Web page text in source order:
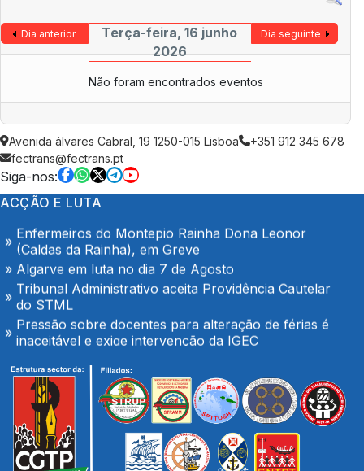
Dia anterior
Terça-feira, 16 junho
2026
Dia seguinte
Não foram encontrados eventos
Avenida álvares Cabral, 19 1250-015 Lisboa
+351 912 345 678
fectrans@fectrans.pt
Siga-nos:
ACÇÃO E LUTA
AGOSTO é também de denúncia pública e de
exigência: mais profissionais de saúde, mais
condições de trabalho e mais SNS
Trabalhadores da Super Bock conquistam aumento
salarial
Enfermeiros do Montepio Rainha Dona Leonor
(Caldas da Rainha), em Greve
Algarve em luta no dia 7 de Agosto
Tribunal Administrativo aceita Providência Cautelar
do STML
Pressão sobre docentes para alteração de férias é
inaceitável e exige intervenção da IGEC
Secretário-geral da CGTP-IN com os trabalhadores
da Casco Pet
Portaria de extensão do Contrato Colectivo de
Trabalho Vertical no sector de mercadorias
FENPROF considera inaceitável o modelo de
pagamento imposto aos professores classificadores